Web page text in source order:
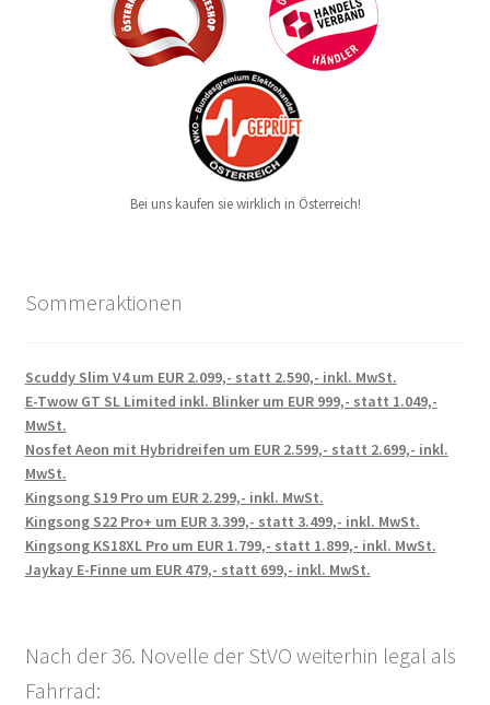
Bei uns kaufen sie wirklich in Österreich!
Sommeraktionen
Scuddy Slim V4 um EUR 2.099,- statt 2.590,- inkl. MwSt.
E-Twow GT SL Limited inkl. Blinker um EUR 999,- statt 1.049,-
MwSt.
Nosfet Aeon mit Hybridreifen um EUR 2.599,- statt 2.699,- inkl.
MwSt.
Kingsong S19 Pro um EUR 2.299,- inkl. MwSt.
Kingsong S22 Pro+ um EUR 3.399,- statt 3.499,- inkl. MwSt.
Kingsong KS18XL Pro um EUR 1.799,- statt 1.899,- inkl. MwSt.
Jaykay E-Finne um EUR 479,- statt 699,- inkl. MwSt.
Nach der 36. Novelle der StVO weiterhin legal als
Fahrrad: